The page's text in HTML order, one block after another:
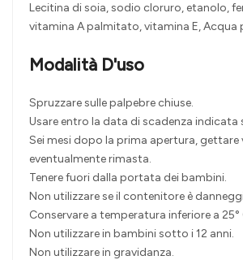
Lecitina di soia, sodio cloruro, etanolo,
vitamina A palmitato, vitamina E, Acqua
Modalità D'uso
Spruzzare sulle palpebre chiuse.
Usare entro la data di scadenza
Sei mesi dopo la prima apertura, gettare
eventualmente rimasta.
Tenere fuori dalla portata dei bambini.
Non utilizzare se il contenitore è
Conservare a temperatura inferiore a 25°
Non utilizzare in bambini sotto i 12 anni.
Non utilizzare in gravidanza.